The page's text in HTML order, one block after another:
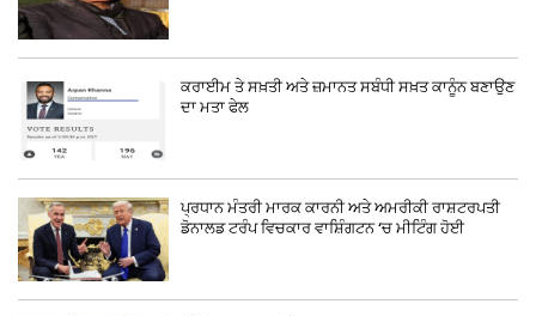
ਕਰਾਈਮ ਤੇ ਸਖ਼ਤੀ ਅਤੇ ਜ਼ਮਾਨਤ ਸਬੰਧੀ ਸਖ਼ਤ ਕਾਨੂੰਨ ਬਣਾਉਣ
ਦਾ ਮਤਾ ਫੇਲ
ਪ੍ਰਧਾਨ ਮੰਤਰੀ ਮਾਰਕ ਕਾਰਨੀ ਅਤੇ ਅਮਰੀਕੀ ਰਾਸ਼ਟਰਪਤੀ
ਡੋਨਾਲਡ ਟਰੰਪ ਵਿਚਕਾਰ ਵਾਸ਼ਿੰਗਟਨ ‘ਚ ਮੀਟਿੰਗ ਹੋਈ